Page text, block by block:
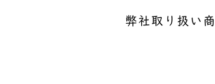
弊社取り扱い